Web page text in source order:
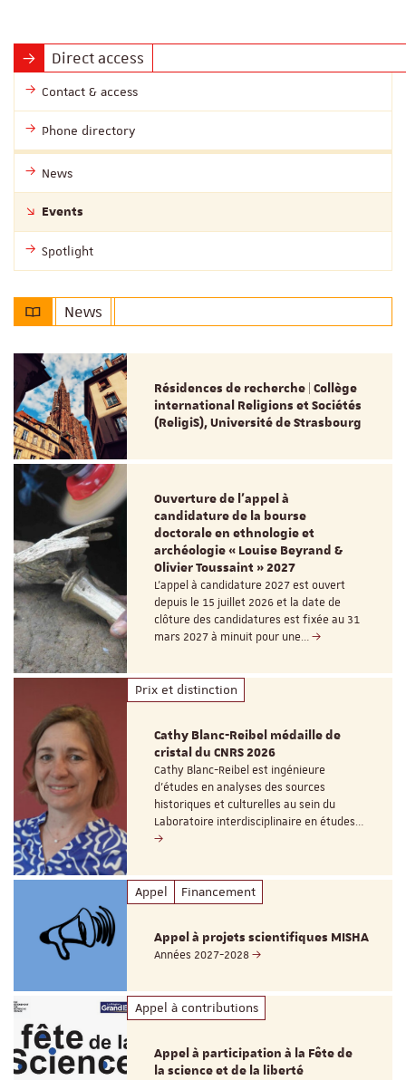
Direct access
Contact & access
Phone directory
News
Events
Spotlight
News
Résidences de recherche | Collège
international Religions et Sociétés
(ReligiS), Université de Strasbourg
Ouverture de l'appel à
candidature de la bourse
doctorale en ethnologie et
archéologie « Louise Beyrand &
Olivier Toussaint » 2027
L’appel à candidature 2027 est ouvert
depuis le 15 juillet 2026 et la date de
clôture des candidatures est fixée au 31
mars 2027 à minuit pour une…
Prix et distinction
Cathy Blanc-Reibel médaille de
cristal du CNRS 2026
Cathy Blanc-Reibel est ingénieure
d’études en analyses des sources
historiques et culturelles au sein du
Laboratoire interdisciplinaire en études…
Appel Financement
Appel à projets scientifiques MISHA
Années 2027-2028
Appel à contributions
Appel à participation à la Fête de
la science et de la liberté